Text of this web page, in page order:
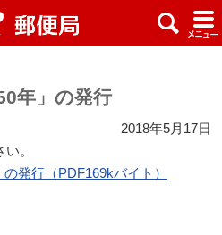
x #
年」の発行
2018年5月17日
。
発行（PDF169kバイト）